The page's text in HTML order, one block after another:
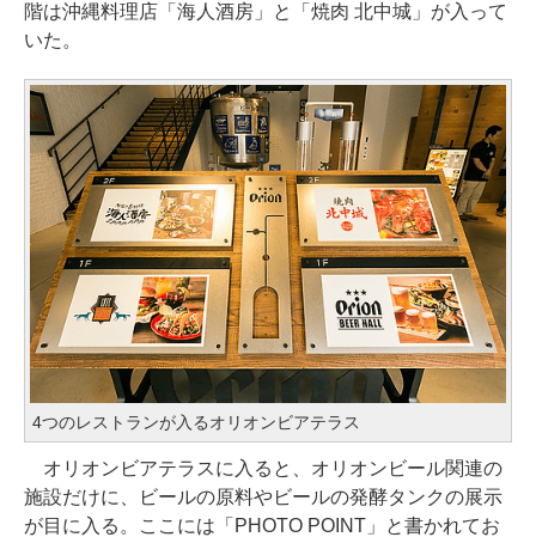
階は沖縄料理店「海人酒房」と「焼肉 北中城」が入って
いた。
4つのレストランが入るオリオンビアテラス
オリオンビアテラスに入ると、オリオンビール関連の
施設だけに、ビールの原料やビールの発酵タンクの展示
が目に入る。ここには「PHOTO POINT」と書かれてお